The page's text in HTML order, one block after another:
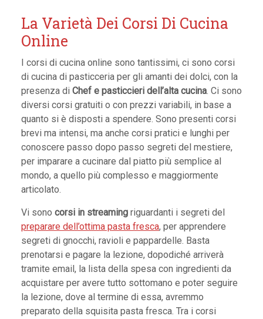
La Varietà Dei Corsi Di Cucina
Online
I corsi di cucina online sono tantissimi, ci sono corsi
di cucina di pasticceria per gli amanti dei dolci, con la
presenza di Chef e pasticcieri dell’alta cucina. Ci sono
diversi corsi gratuiti o con prezzi variabili, in base a
quanto si è disposti a spendere. Sono presenti corsi
brevi ma intensi, ma anche corsi pratici e lunghi per
conoscere passo dopo passo segreti del mestiere,
per imparare a cucinare dal piatto più semplice al
mondo, a quello più complesso e maggiormente
articolato.
Vi sono corsi in streaming riguardanti i segreti del
preparare dell’ottima pasta fresca, per apprendere
segreti di gnocchi, ravioli e pappardelle. Basta
prenotarsi e pagare la lezione, dopodiché arriverà
tramite email, la lista della spesa con ingredienti da
acquistare per avere tutto sottomano e poter seguire
la lezione, dove al termine di essa, avremmo
preparato della squisita pasta fresca. Tra i corsi